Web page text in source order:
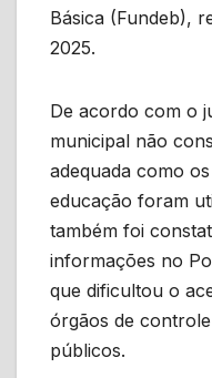
Básica (Fundeb),
2025.
De acordo com o
municipal não
adequada como
educação foram
também foi
informações no
que dificultou o
órgãos de
públicos.